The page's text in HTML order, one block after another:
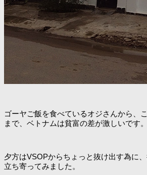
ゴーヤご飯を食べているオジさんから、
まで、ベトナムは貧富の差が激しいです。
夕方はVSOPからちょっと抜け出す為に
立ち寄ってみました。